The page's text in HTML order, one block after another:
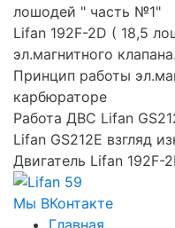
лошодей " часть №1"
Lifan 192F-2D ( 18,5
эл.магнитного клапана.
Принцип работы
карбюраторе
Работа ДВС Lifan
Lifan GS212E взгляд
Двигатель Lifan 192F-
Мы ВКонтакте
Главная